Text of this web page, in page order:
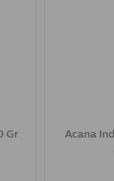
Gr Acana